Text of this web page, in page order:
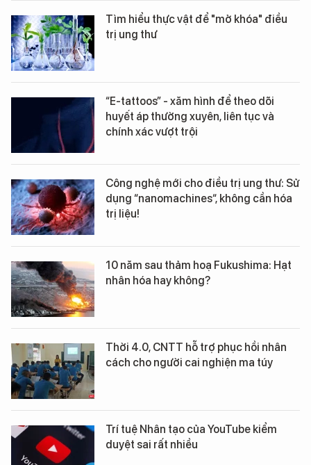
Tìm hiểu thực vật để "mở khóa" điều
trị ung thư
“E-tattoos” - xăm hình để theo dõi
huyết áp thường xuyên, liên tục và
chính xác vượt trội
Công nghệ mới cho điều trị ung thư: Sử
dụng “nanomachines“, không cần hóa
trị liệu!
10 năm sau thảm hoạ Fukushima: Hạt
nhân hóa hay không?
Thời 4.0, CNTT hỗ trợ phục hồi nhân
cách cho người cai nghiện ma túy
Trí tuệ Nhân tạo của YouTube kiểm
duyệt sai rất nhiều